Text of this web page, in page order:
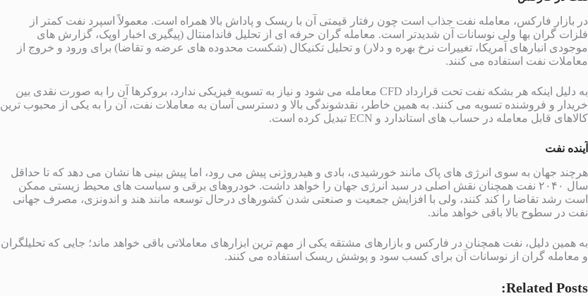
در بازار فارکس، معامله نفت جذاب است چون رفتار قیمتی آن با ریسک و پاداش بالا همراه است. معمولاً اسپرد نفت کمتر از
فلزات گران بها ولی نوسانات آن شدیدتر است. معامله گران حرفه ای از تحلیل فاندامنتال (پیگیری اخبار اوپک، گزارش های
موجودی انبارهای آمریکا، تغییرات نرخ بهره و دلار) و تحلیل تکنیکال (شکست محدوده های عرضه و تقاضا) برای ورود و خروج از
معاملات نفت استفاده می کنند.
به دلیل اینکه هر بشکه نفت تحت قرارداد CFD معامله می شود و نیاز به تسویه فیزیکی ندارد، بروکرها آن را به صورت نقدی بین
خریدار و فروشنده تسویه می کنند. به همین خاطر، نقدشوندگی بالا و دسترسی آسان به معاملات نفت، آن را به یکی از محبوب ترین
کالاهای قابل معامله در حساب های استاندارد و ECN تبدیل کرده است.
آینده نفت
هرچند جهان به سوی انرژی های پاک مانند خورشیدی، بادی و هیدروژنی پیش می رود، اما پیش بینی ها نشان می دهد که تا حداقل
سال ۲۰۴۰ نفت همچنان نقش اصلی در سبد انرژی جهان را خواهد داشت. خودروهای برقی و سیاست های محیط زیستی ممکن
است رشد تقاضا را کند کنند، ولی با افزایش جمعیت و صنعتی شدن کشورهای درحال توسعه مانند هند و اندونزی، مصرف جهانی
نفت در سطوح بالا باقی خواهد ماند.
به همین دلیل، نفت همچنان در فارکس و بازارهای مشتقه یکی از مهم ترین ابزارهای معاملاتی باقی خواهد ماند؛ جایی که تحلیلگران
و معامله گران از نوسانات آن برای کسب سود و پوشش ریسک استفاده می کنند.
Related Posts: